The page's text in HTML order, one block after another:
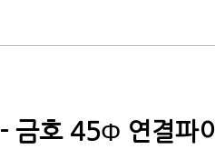
- 금호 45Φ 연결파